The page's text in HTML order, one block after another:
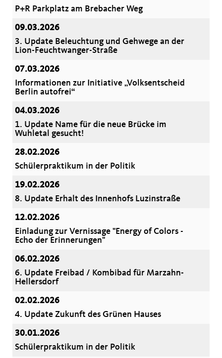
P+R Parkplatz am Brebacher Weg
09.03.2026
3. Update Beleuchtung und Gehwege an der
Lion-Feuchtwanger-Straße
07.03.2026
Informationen zur Initiative „Volksentscheid
Berlin autofrei“
04.03.2026
1. Update Name für die neue Brücke im
Wuhletal gesucht!
28.02.2026
Schülerpraktikum in der Politik
19.02.2026
8. Update Erhalt des Innenhofs Luzinstraße
12.02.2026
Einladung zur Vernissage "Energy of Colors -
Echo der Erinnerungen"
06.02.2026
6. Update Freibad / Kombibad für Marzahn-
Hellersdorf
02.02.2026
4. Update Zukunft des Grünen Hauses
30.01.2026
Schülerpraktikum in der Politik